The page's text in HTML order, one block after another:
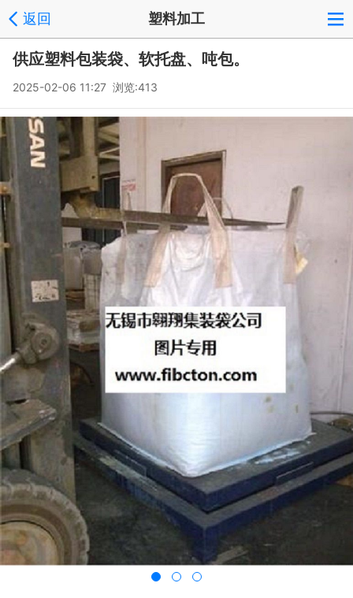
返回 塑料加工
供应塑料包装袋、软托盘、吨包。
2025-02-06 11:27 浏览:413